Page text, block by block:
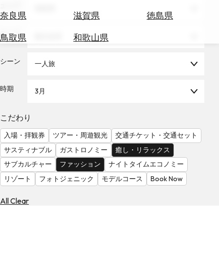
奈良県
滋賀県
徳島県
鳥取県
和歌山県
テ
を
を
見
る
テーマ
シーン 一人旅
時期 3月
こだわり
入場・拝観券 ツアー・周遊観光
交通チケット・交通セット
サスティナブル
ガストロノミー
癒し・リラックス
サブカルチャー
ファッション
ナイトタイムエコノミー
リゾート
フォトジェニック モデルコース Book Now
All Clear